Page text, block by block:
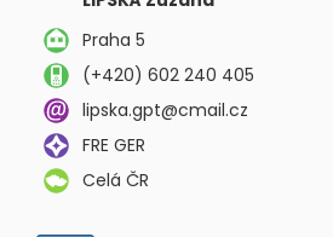
Praha 5
(+420) 602 240 405
lipska.gpt@cmail.cz
FRE GER
Celá ČR